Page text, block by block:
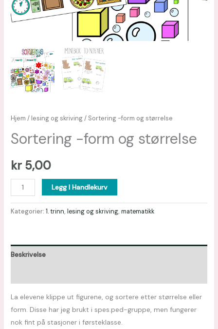
Hjem / lesing og skriving/ Sortering -form og størrelse
Sortering -form og størrelse
kr5,00
Legg I Handlekurv
Kategorier: 1. trinn, lesing og skriving, matematikk
Beskrivelse
La elevene klippe ut figurene, og sortere etter størrelse eller
form. Disse har jeg brukt i spes.ped-gruppe, men fungerer
nok fint på stasjoner i førsteklasse.